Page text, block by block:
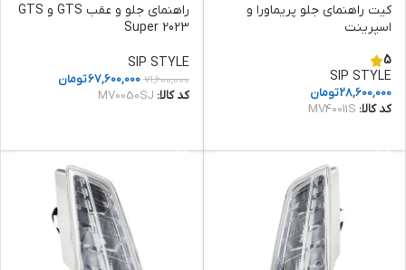
کیت راهنمای جلو پریماورا و
اسپرینت
5
SIP STYLE
28,600,000تومان
کد کالا: MV40011S
راهنمای جلو و عقب GTS و GTS
Super 2023
SIP STYLE
71,600,000
67,600,000تومان
کد کالا: MV0050SJ